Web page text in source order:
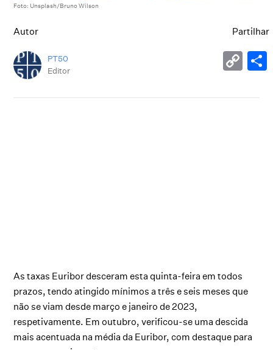
Foto: Unsplash/Bruno Wilson
Autor
PT50
Editor
Partilhar
As taxas Euribor desceram esta quinta-feira em todos
prazos, tendo atingido mínimos a três e seis meses que
não se viam desde março e janeiro de 2023,
respetivamente. Em outubro, verificou-se uma descida
mais acentuada na média da Euribor, com destaque para